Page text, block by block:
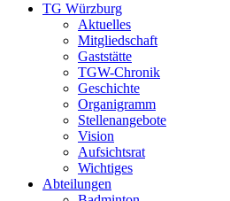
TG Würzburg
Aktuelles
Mitgliedschaft
Gaststätte
TGW-Chronik
Geschichte
Organigramm
Stellenangebote
Vision
Aufsichtsrat
Wichtiges
Abteilungen